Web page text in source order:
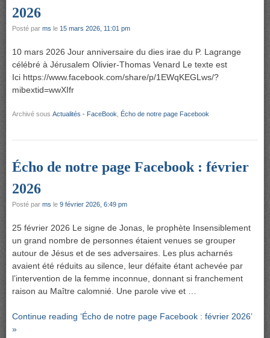
2026
Posté par ms le 15 mars 2026, 11:01 pm
10 mars 2026 Jour anniversaire du dies irae du P. Lagrange
célébré à Jérusalem Olivier-Thomas Venard Le texte est
Ici https://www.facebook.com/share/p/1EWqKEGLws/?
mibextid=wwXIfr
Archivé sous Actualités - FaceBook Écho de notre page Facebook
Écho de notre page Facebook : février
2026
Posté par ms le 9 février 2026, 6:49 pm
25 février 2026 Le signe de Jonas, le prophète Insensiblement
un grand nombre de personnes étaient venues se grouper
autour de Jésus et de ses adversaires. Les plus acharnés
avaient été réduits au silence, leur défaite étant achevée par
l’intervention de la femme inconnue, donnant si franchement
raison au Maître calomnié. Une parole vive et …
Continue reading ‘Écho de notre page Facebook : février 2026’
»